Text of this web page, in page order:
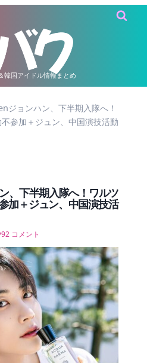
韓国アイドル情報まとめ
ジョンハン、下半期入隊へ！
参加＋ジュン、中国演技活動
、下半期入隊へ！ワルツ
加＋ジュン、中国演技活
92 コメント